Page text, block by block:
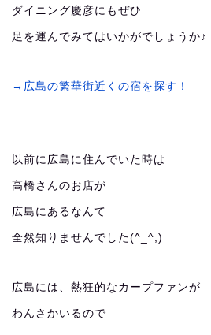
ダイニング慶彦にもぜひ
足を運んでみてはいかがでしょうか♪
→広島の繁華街近くの宿を探す！
以前に広島に住んでいた時は
高橋さんのお店が
広島にあるなんて
全然知りませんでした(^_^;)
広島には、熱狂的なカープファンが
わんさかいるので